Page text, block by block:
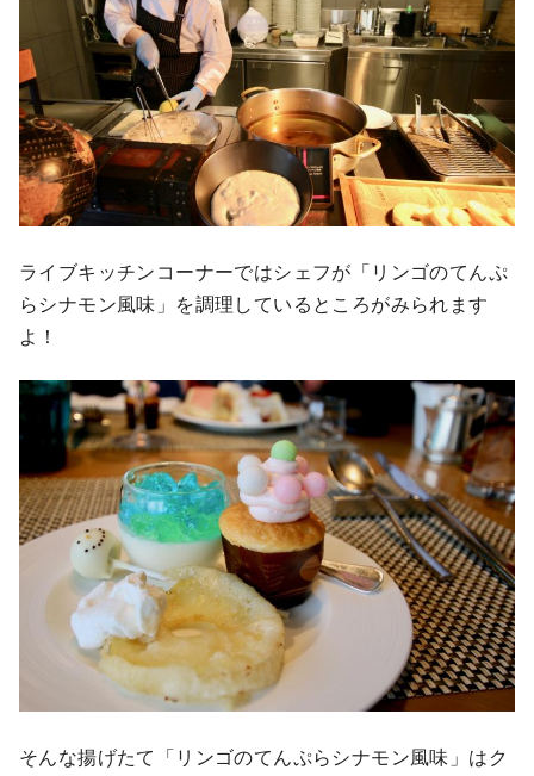
ライブキッチンコーナーではシェフが「リンゴのてんぷ
らシナモン風味」を調理しているところがみられます
よ！
そんな揚げたて「リンゴのてんぷらシナモン風味」はク